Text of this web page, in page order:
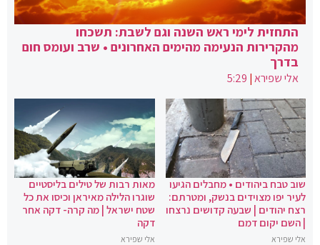
התחזית לימי ראש השנה וגם לשבת: תשכחו
מהקרירות הנעימה מהימים האחרונים • שרב ועומס חום
בדרך
אלי שפירא|
5:29
שוב טבח ביהודים • מחבלים הגיעו
לעיר יפו מצוידים בנשק, ומטרתם:
רצח יהודים | שבעה קדושים נרצחו
| השם יקום דמם
אלי שפירא
מאות רבות של טילים בליסטיים
שוגרו הלילה מאיראן וכיסו את כל
שטח ישראל | מה קרה- דקה אחר
דקה
אלי שפירא